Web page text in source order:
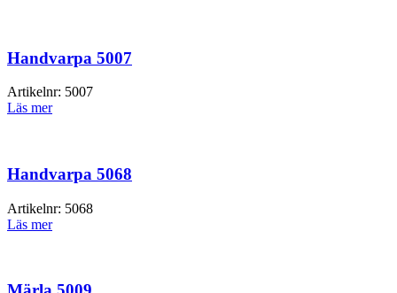
Handvarpa 5007
Artikelnr: 5007
Läs mer
Handvarpa 5068
Artikelnr: 5068
Läs mer